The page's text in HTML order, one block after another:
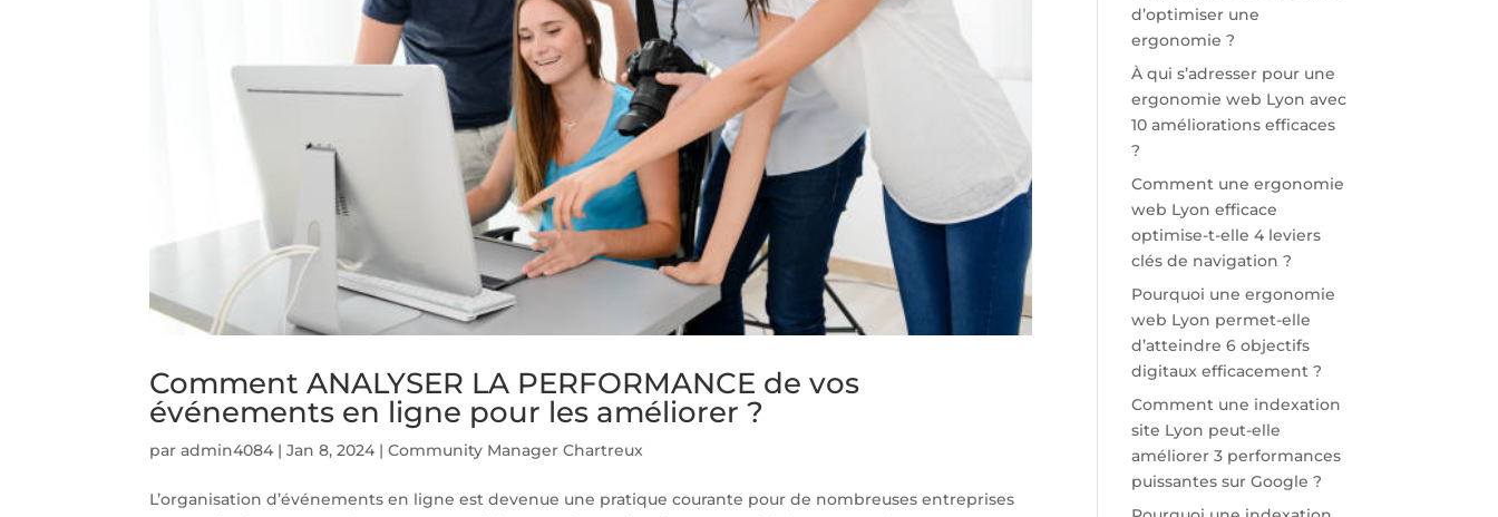
Comment ANALYSER LA PERFORMANCE de vos
événements en ligne pour les améliorer ?
paradmin4084 |Jan 8, 2024 |Community Manager Chartreux
L’organisation d’événements en ligne est devenue une pratique courante pour de nombreuses entreprises
d’optimiser une
ergonomie ?
À qui s’adresser pour une
ergonomie web Lyon avec
10 améliorations efficaces
?
Comment une ergonomie
web Lyon efficace
optimise-t-elle 4 leviers
clés de navigation ?
Pourquoi une ergonomie
web Lyon permet-elle
d’atteindre 6 objectifs
digitaux efficacement ?
Comment une indexation
site Lyon peut-elle
améliorer 3 performances
puissantes sur Google ?